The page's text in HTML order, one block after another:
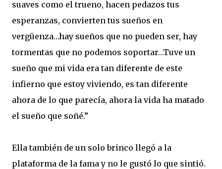
suaves como el trueno, hacen pedazos tus
esperanzas, convierten tus sueños en
vergüenza…hay sueños que no pueden ser, hay
tormentas que no podemos soportar…Tuve un
sueño que mi vida era tan diferente de este
infierno que estoy viviendo, es tan diferente
ahora de lo que parecía, ahora la vida ha matado
el sueño que soñé.”
Ella también de un solo brinco llegó a la
plataforma de la fama y no le gustó lo que sintió.